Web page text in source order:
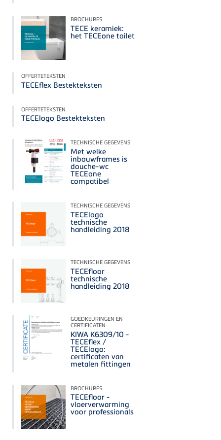
BROCHURES
TECE keramiek:
het TECEone toilet
OFFERTETEKSTEN
TECEflex Bestekteksten
OFFERTETEKSTEN
TECElogo Bestekteksten
TECHNISCHE GEGEVENS
Met welke
inbouwframes is
douche-wc
TECEone
compatibel
TECHNISCHE GEGEVENS
TECElogo
technische
handleiding 2018
TECHNISCHE GEGEVENS
TECEfloor
technische
handleiding 2018
GOEDKEURINGEN EN
CERTIFICATEN
KIWA K6309/10 -
TECEflex /
TECElogo:
certificaten van
metalen fittingen
BROCHURES
TECEfloor -
vloerverwarming
voor professionals